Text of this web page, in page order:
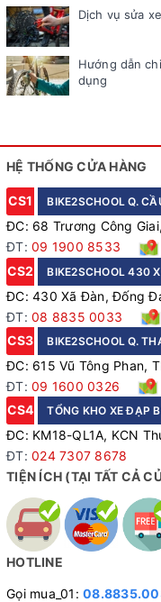
Dịch vụ sửa
Hướng dẫn
dụng
HỆ THỐNG CỬA HÀNG
CS1 BIKE2SCHOOL Q.
ĐC: 68 Trương Công
ĐT: 09 1900 8533
CS2
BIKE2SCHOOL 430
ĐC: 430 Xã Đàn, Đống
ĐT: 08 8835 0033
CS3
BIKE2SCHOOL Q.
ĐC: 615 Vũ Tông Phan,
ĐT: 09 1600 0326
CS4
TỔNG KHO XE ĐẠP
ĐC: KM18-QL1A, KCN
ĐT: 024 7307 8678
TIỆN ÍCH (TẠI TẤT CẢ
HOTLINE
Gọi mua_01: